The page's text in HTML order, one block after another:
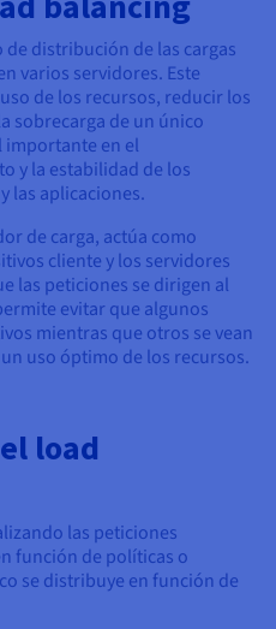
de distribución de las cargas
varios servidores. Este
de los recursos, reducir los
sobrecarga de un único
importante en el
y la estabilidad de los
las aplicaciones.
de carga, actúa como
cliente y los servidores
las peticiones se dirigen al
evitar que algunos
mientras que otros se vean
uso óptimo de los recursos.
load
las peticiones
función de políticas o
se distribuye en función de